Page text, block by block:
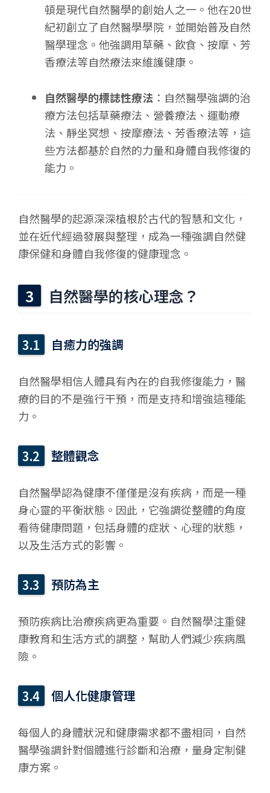
頓是現代自然醫學的創始人之一。他在20世
紀初創立了自然醫學學院，並開始普及自然
醫學理念。他強調用草藥、飲食、按摩、芳
香療法等自然療法來維護健康。
自然醫學的標誌性療法：自然醫學強調的治
療方法包括草藥療法、營養療法、運動療
法、靜坐冥想、按摩療法、芳香療法等，這
些方法都基於自然的力量和身體自我修復的
能力。
自然醫學的起源深深植根於古代的智慧和文化，
並在近代經過發展與整理，成為一種強調自然健
康保健和身體自我修復的健康理念。
自然醫學的核心理念？
自癒力的強調
自然醫學相信人體具有內在的自我修復能力，醫
療的目的不是強行干預，而是支持和增強這種能
力。
整體觀念
自然醫學認為健康不僅僅是沒有疾病，而是一種
身心靈的平衡狀態。因此，它強調從整體的角度
看待健康問題，包括身體的症狀、心理的狀態，
以及生活方式的影響。
預防為主
預防疾病比治療疾病更為重要。自然醫學注重健
康教育和生活方式的調整，幫助人們減少疾病風
險。
個人化健康管理
每個人的身體狀況和健康需求都不盡相同，自然
醫學強調針對個體進行診斷和治療，量身定制健
康方案。